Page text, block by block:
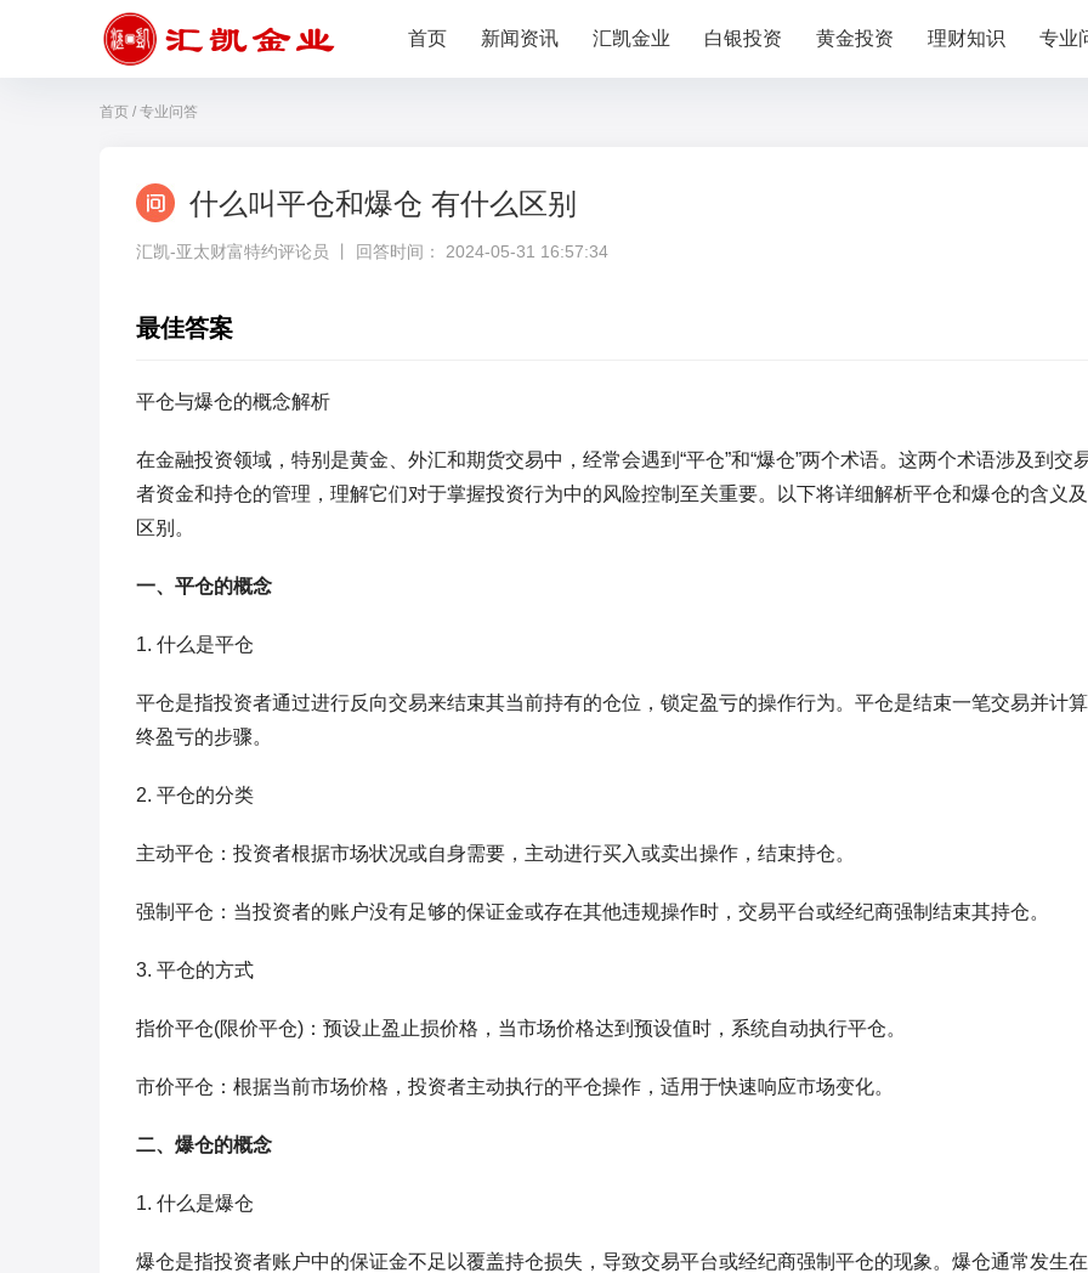
首页 新闻资讯 汇凯金业 白银投资 黄金投资 理财知识 专业
首页 / 专业问答
什么叫平仓和爆仓 有什么区别
汇凯-亚太财富特约评论员 丨 回答时间： 2024-05-31 16:57:34
最佳答案
平仓与爆仓的概念解析
在金融投资领域，特别是黄金、外汇和期货交易中，经常会遇到“平仓”和“爆仓”两个术语。这两个术语涉及到交
者资金和持仓的管理，理解它们对于掌握投资行为中的风险控制至关重要。以下将详细解析平仓和爆仓的含义
区别。
一、平仓的概念
1. 什么是平仓
平仓是指投资者通过进行反向交易来结束其当前持有的仓位，锁定盈亏的操作行为。平仓是结束一笔交易并计
终盈亏的步骤。
2. 平仓的分类
主动平仓：投资者根据市场状况或自身需要，主动进行买入或卖出操作，结束持仓。
强制平仓：当投资者的账户没有足够的保证金或存在其他违规操作时，交易平台或经纪商强制结束其持仓。
3. 平仓的方式
指价平仓(限价平仓)：预设止盈止损价格，当市场价格达到预设值时，系统自动执行平仓。
市价平仓：根据当前市场价格，投资者主动执行的平仓操作，适用于快速响应市场变化。
二、爆仓的概念
1. 什么是爆仓
爆仓是指投资者账户中的保证金不足以覆盖持仓损失，导致交易平台或经纪商强制平仓的现象。爆仓通常发生